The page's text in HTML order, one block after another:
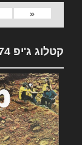
«
קטלוג ג'יפ 1974